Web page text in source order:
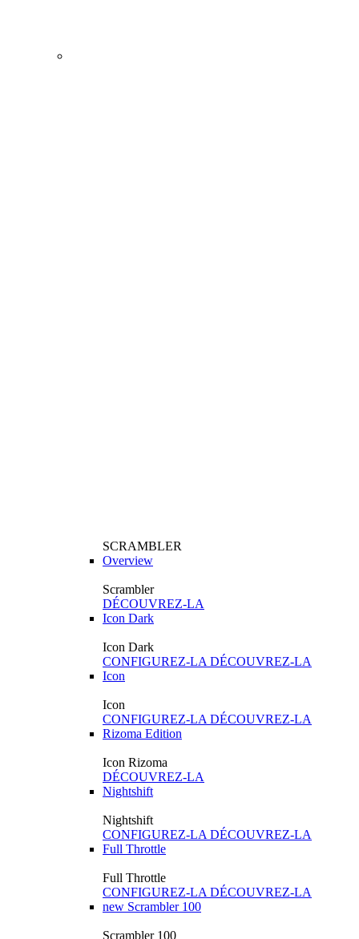
SCRAMBLER
Overview
Scrambler
DÉCOUVREZ-LA
Icon Dark
Icon Dark
CONFIGUREZ-LA DÉCOUVREZ-LA
Icon
Icon
CONFIGUREZ-LA DÉCOUVREZ-LA
Rizoma Edition
Icon Rizoma
DÉCOUVREZ-LA
Nightshift
Nightshift
CONFIGUREZ-LA DÉCOUVREZ-LA
Full Throttle
Full Throttle
CONFIGUREZ-LA DÉCOUVREZ-LA
new Scrambler 100
Scrambler 100